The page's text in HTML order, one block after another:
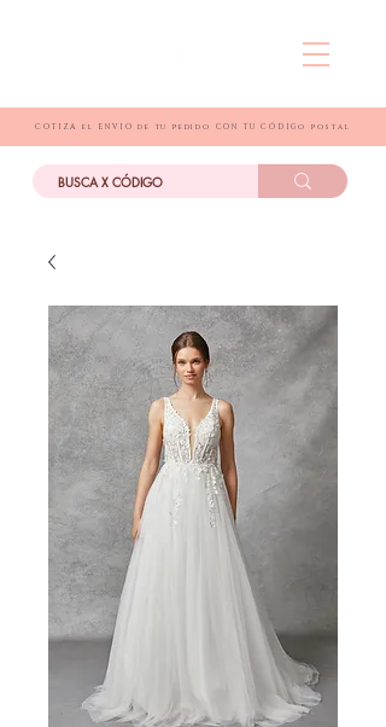
COTIZA el ENVIO de tu pedido CON TU CÓDIGo postal